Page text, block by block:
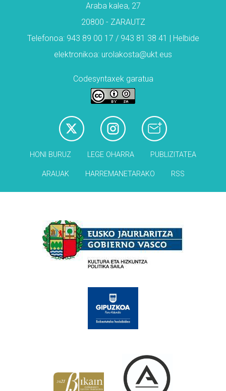
Araba kalea, 27
20800 - ZARAUTZ
Telefonoa: 943 89 00 17 / 943 81 38 41 | Helbide
elektronikoa: urolakosta@ukt.eus
Codesyntaxek garatua
HONI BURUZ LEGE OHARRA PUBLIZITATEA
ARAUAK HARREMANETARAKO RSS